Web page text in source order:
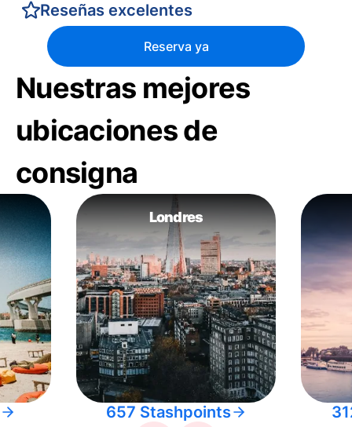
Reseñas excelentes
Reserva ya
Nuestras mejores
ubicaciones de
consigna
Londres
657 Stashpoints